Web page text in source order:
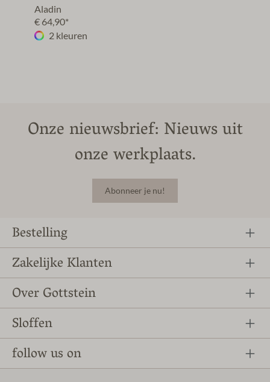
Aladin
€ 64,90*
2 kleuren
Onze nieuwsbrief: Nieuws uit
onze werkplaats.
Abonneer je nu!
Bestelling
Zakelijke Klanten
Over Gottstein
Sloffen
follow us on